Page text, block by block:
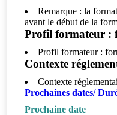
Remarque : la
avant le début de la
Profil formateur :
Profil formateur :
Contexte
Contexte
Prochaines dates/
Prochaine date